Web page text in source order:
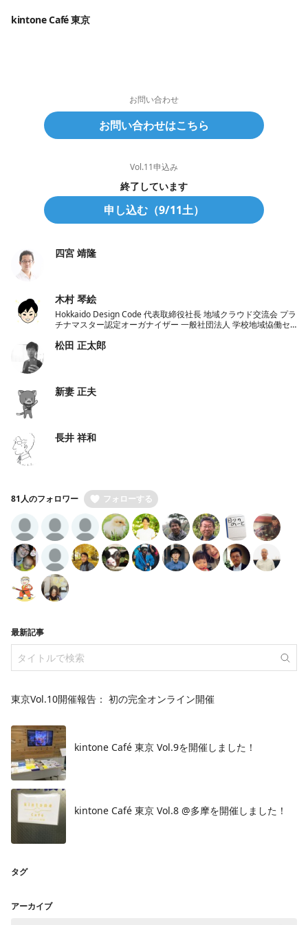
kintone Café 東京
お問い合わせ
お問い合わせはこちら
Vol.11申込み
終了しています
申し込む（9/11土）
四宮 靖隆
木村 琴絵
Hokkaido Design Code 代表取締役社長 地域クラウド交流会 プラ
チナマスター認定オーガナイザー 一般社団法人 学校地域恊働セ
松田 正太郎
新妻 正夫
長井 祥和
81人のフォロワー フォローする
最新記事
東京Vol.10開催報告： 初の完全オンライン開催
kintone Café 東京 Vol.9を開催しました！
kintone Café 東京 Vol.8 @多摩を開催しました！
タグ
アーカイブ